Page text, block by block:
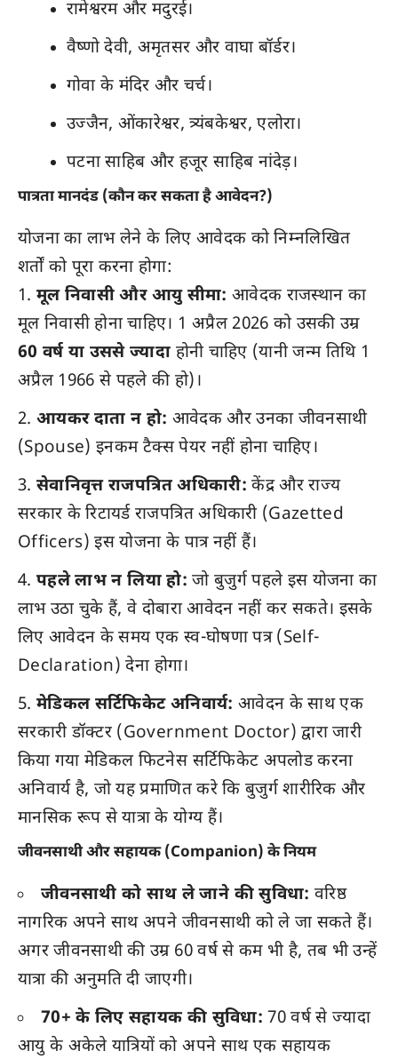
रामेश्वरम और मदुरई।
वैष्णो देवी, अमृतसर और वाघा बॉर्डर।
गोवा के मंदिर और चर्च।
उज्जैन, ओंकारेश्वर, त्र्यंबकेश्वर, एलोरा।
पटना साहिब और हजूर साहिब नांदेड़।
पात्रता मानदंड (कौन कर सकता है आवेदन?)
योजना का लाभ लेने के लिए आवेदक को निम्नलिखित
शर्तों को पूरा करना होगा:
मूल निवासी और आयु सीमा: आवेदक राजस्थान का
मूल निवासी होना चाहिए। 1 अप्रैल 2026 को उसकी उम्र
60 वर्ष या उससे ज्यादा होनी चाहिए (यानी जन्म तिथि 1
अप्रैल 1966 से पहले की हो)।
आयकर दाता न हो: आवेदक और उनका जीवनसाथी
(Spouse) इनकम टैक्स पेयर नहीं होना चाहिए।
सेवानिवृत्त राजपत्रित अधिकारी: केंद्र और राज्य
सरकार के रिटायर्ड राजपत्रित अधिकारी (Gazetted
Officers) इस योजना के पात्र नहीं हैं।
पहले लाभ न लिया हो: जो बुजुर्ग पहले इस योजना का
लाभ उठा चुके हैं, वे दोबारा आवेदन नहीं कर सकते। इसके
लिए आवेदन के समय एक स्व-घोषणा पत्र (Self-
Declaration) देना होगा।
मेडिकल सर्टिफिकेट अनिवार्य: आवेदन के साथ एक
सरकारी डॉक्टर (Government Doctor) द्वारा जारी
किया गया मेडिकल फिटनेस सर्टिफिकेट अपलोड करना
अनिवार्य है, जो यह प्रमाणित करे कि बुजुर्ग शारीरिक और
मानसिक रूप से यात्रा के योग्य हैं।
जीवनसाथी और सहायक (Companion) के नियम
जीवनसाथी को साथ ले जाने की सुविधा: वरिष्ठ
नागरिक अपने साथ अपने जीवनसाथी को ले जा सकते हैं।
अगर जीवनसाथी की उम्र 60 वर्ष से कम भी है, तब भी उन्हें
यात्रा की अनुमति दी जाएगी।
70+ के लिए सहायक की सुविधा: 70 वर्ष से ज्यादा
आयु के अकेले यात्रियों को अपने साथ एक सहायक